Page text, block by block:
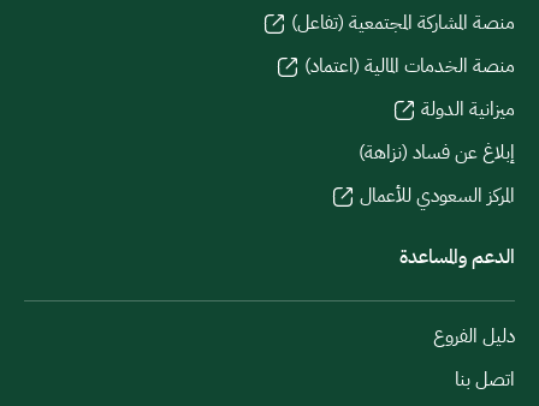
منصة المشاركة المجتمعية (تفاعل)
منصة الخدمات المالية (اعتماد)
ميزانية الدولة
إبلاغ عن فساد (نزاهة)
المركز السعودي للأعمال
الدعم والمساعدة
دليل الفروع
اتصل بنا